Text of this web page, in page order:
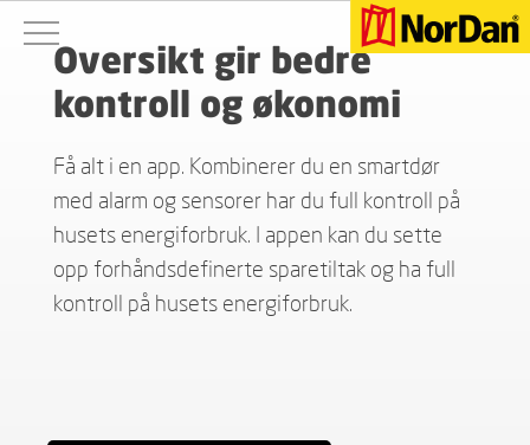
Oversikt gir bedre
kontroll og økonomi
Få alt i en app. Kombinerer du en smartdør
med alarm og sensorer har du full kontroll på
husets energiforbruk. I appen kan du sette
opp forhåndsdefinerte sparetiltak og ha full
kontroll på husets energiforbruk.